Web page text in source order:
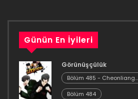
Bölüm 102
1 Ocak 2023
Bölüm 101
1 Ocak 2023
Günün En İyileri
Görünüşçülük
Bölüm 485 - Cheonliang
[04]
Bölüm 484